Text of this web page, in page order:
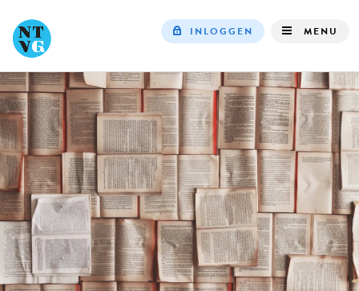
navigation
INLOGGEN MENU